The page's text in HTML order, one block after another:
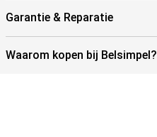
Garantie & Reparatie
Waarom kopen bij Belsimpel?